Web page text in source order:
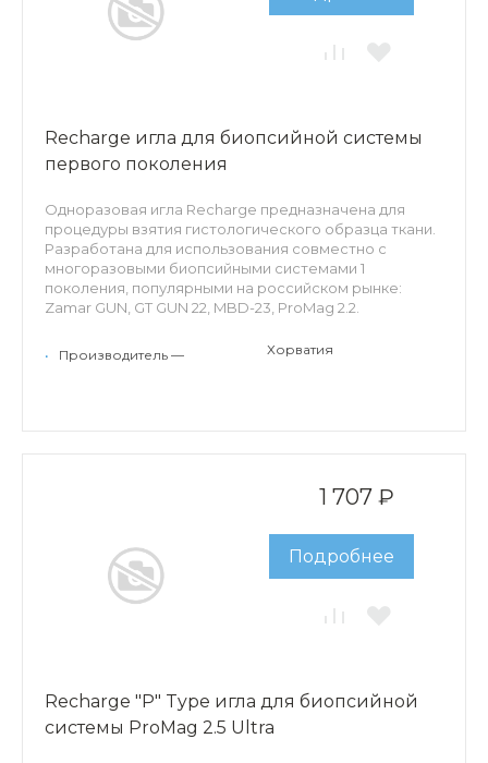
Recharge игла для биопсийной системы
первого поколения
Одноразовая игла Recharge предназначена для
процедуры взятия гистологического образца ткани.
Разработана для использования совместно с
многоразовыми биопсийными системами 1
поколения, популярными на российском рынке:
Zamar GUN, GT GUN 22, MBD-23, ProMag 2.2.
Особенности: длина заборного лотка - 22мм,
сантиметровые эхогенные метки по всей длине
• Производитель — Хорватия
1 707 ₽
Подробнее
Recharge "P" Type игла для биопсийной
системы ProMag 2.5 Ultra